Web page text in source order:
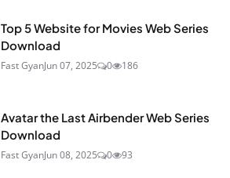
Top 5 Website for Movies Web Series
Download
Fast GyanJun 07, 2025 0 186
Avatar the Last Airbender Web Series
Download
Fast GyanJun 08, 2025 0 93